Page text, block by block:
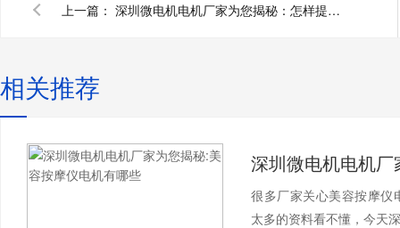
上一篇： 深圳微电机电机厂家为您揭秘：怎样提升微电机的效率
相关推荐
很多厂家关心美容按摩仪
太多的资料看不懂，今天